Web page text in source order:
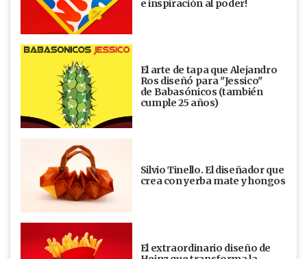
e inspiración al poder!
El arte de tapa que Alejandro
Ros diseñó para "Jessico"
de Babasónicos (también
cumple 25 años)
Silvio Tinello. El diseñador que
crea con yerba mate y hongos
El extraordinario diseño de